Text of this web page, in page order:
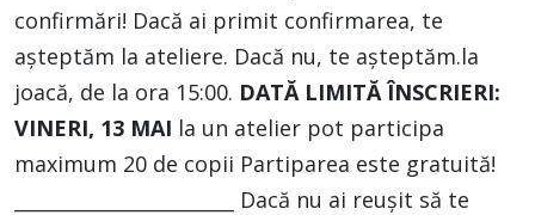
confirmări! Dacă ai primit confirmarea, te
așteptăm la ateliere. Dacă nu, te așteptăm.la
joacă, de la ora 15:00. DATĂ LIMITĂ ÎNSCRIERI:
VINERI, 13 MAI la un atelier pot participa
maximum 20 de copii Partiparea este gratuită!
_______________________ Dacă nu ai reușit să te